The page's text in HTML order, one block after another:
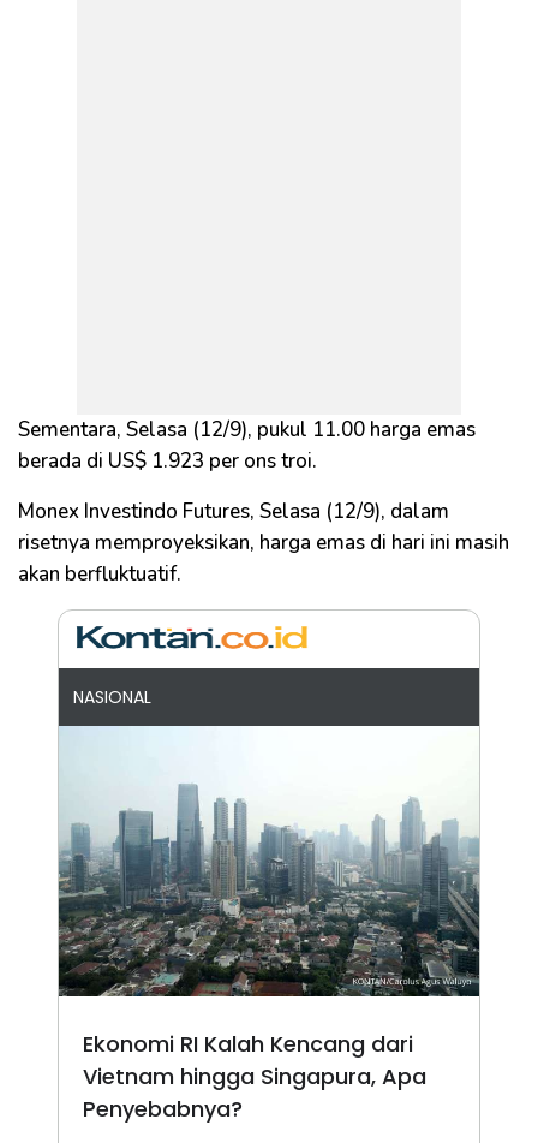
Sementara, Selasa (12/9), pukul 11.00 harga emas
berada di US$ 1.923 per ons troi.
Monex Investindo Futures, Selasa (12/9), dalam
risetnya memproyeksikan, harga emas di hari ini masih
akan berfluktuatif.
NASIONAL
Ekonomi RI Kalah Kencang dari
Vietnam hingga Singapura, Apa
Penyebabnya?